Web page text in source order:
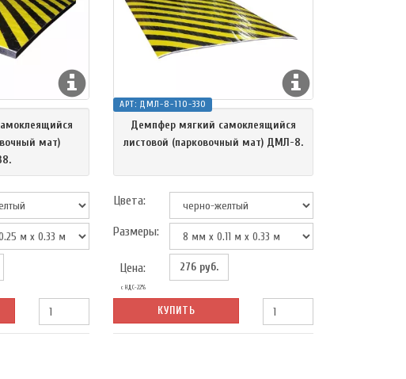
мат)
АРТ: ДМЛ-8-110-330
Демпфер мягкий самоклеящийся
листовой (парковочный мат) ДМЛ-8.
Цвета:
Размеры:
Цена:
с НДС-22%
276 руб.
КУПИТЬ